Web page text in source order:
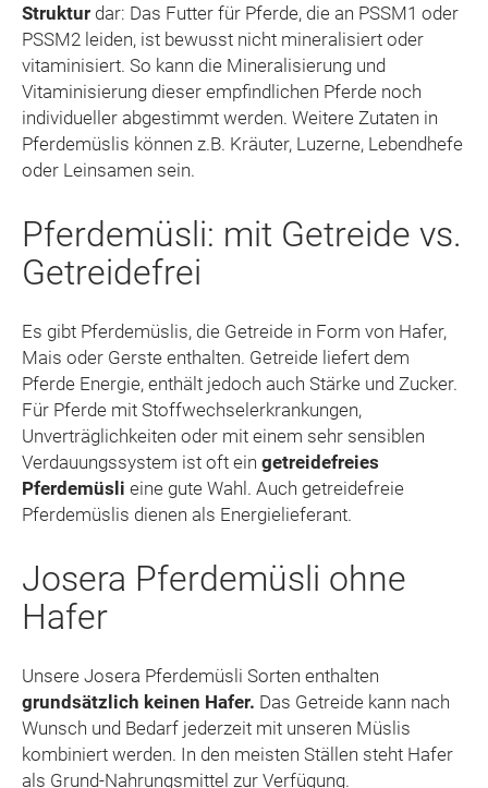
Struktur dar: Das Futter für Pferde, die an PSSM1 oder
PSSM2 leiden, ist bewusst nicht mineralisiert oder
vitaminisiert. So kann die Mineralisierung und
Vitaminisierung dieser empfindlichen Pferde noch
individueller abgestimmt werden. Weitere Zutaten in
Pferdemüslis können z.B. Kräuter, Luzerne, Lebendhefe
oder Leinsamen sein.
Pferdemüsli: mit Getreide vs.
Getreidefrei
Es gibt Pferdemüslis, die Getreide in Form von Hafer,
Mais oder Gerste enthalten. Getreide liefert dem
Pferde Energie, enthält jedoch auch Stärke und Zucker.
Für Pferde mit Stoffwechselerkrankungen,
Unverträglichkeiten oder mit einem sehr sensiblen
Verdauungssystem ist oft ein getreidefreies
Pferdemüsli eine gute Wahl. Auch getreidefreie
Pferdemüslis dienen als Energielieferant.
Josera Pferdemüsli ohne
Hafer
Unsere Josera Pferdemüsli Sorten enthalten
grundsätzlich keinen Hafer. Das Getreide kann nach
Wunsch und Bedarf jederzeit mit unseren Müslis
kombiniert werden. In den meisten Ställen steht Hafer
als Grund-Nahrungsmittel zur Verfügung.